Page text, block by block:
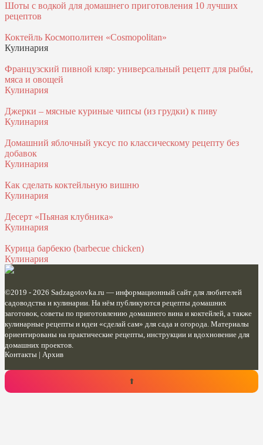
Шоты с водкой для домашнего приготовления 10 лучших
рецептов
Коктейль Космополитен «Cosmopolitan»
Кулинария
Французский пивной кляр: универсальный рецепт для рыбы,
мяса и овощей
Кулинария
Джерки – мясные куриные чипсы (из грудки) к пиву
Кулинария
Домашний яблочный уксус по классическому рецепту без
добавок
Кулинария
Как сделать коктейльную вишню
Кулинария
Десерт «Пьяная клубника»
Кулинария
Курица барбекю (barbecue chicken)
Кулинария
©2019 - 2026 Sadzagotovka.ru — информационный сайт для любителей
садоводства и кулинарии. На нём публикуются рецепты домашних
заготовок, советы по приготовлению домашнего вина и коктейлей, а также
кулинарные рецепты и идеи «сделай сам» для сада и огорода. Материалы
ориентированы на практические рецепты, инструкции и вдохновение для
домашних проектов.
Контакты | Архив